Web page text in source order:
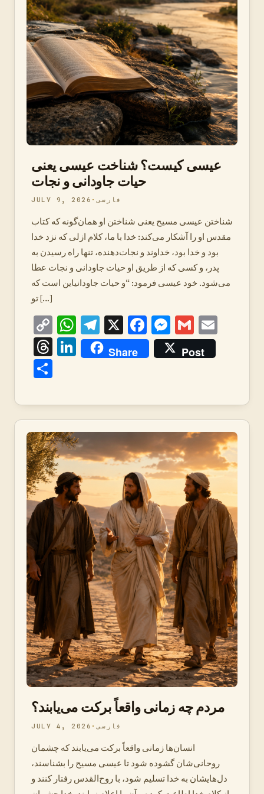
عیسی کیست؟ شناخت عیسی یعنی
حیات جاودانی و نجات
JULY 9, 2026 فارسی
شناختن عیسی مسیح یعنی شناختن او همان‌گونه که کتاب
مقدس او را آشکار می‌کند: خدا با ما، کلام ازلی که نزد خدا
بود و خدا بود، خداوند و نجات‌دهنده، تنها راه رسیدن به
پدر، و کسی که از طریق او حیات جاودانی و نجات عطا
می‌شود. خود عیسی فرمود: “و حیات جاودانیاین است که
تو […]
Copy
Link
WhatsApp
Telegram
X Facebook
Messenger
Gmail
Threads
LinkedIn
Share Post
مردم چه زمانی واقعاً برکت می‌یابند؟
JULY 4, 2026 فارسی
انسان‌ها زمانی واقعاً برکت می‌یابند که چشمان
روحانی‌شان گشوده شود تا عیسی مسیح را بشناسند،
دل‌هایشان به خدا تسلیم شود، با روح‌القدس رفتار کنند و